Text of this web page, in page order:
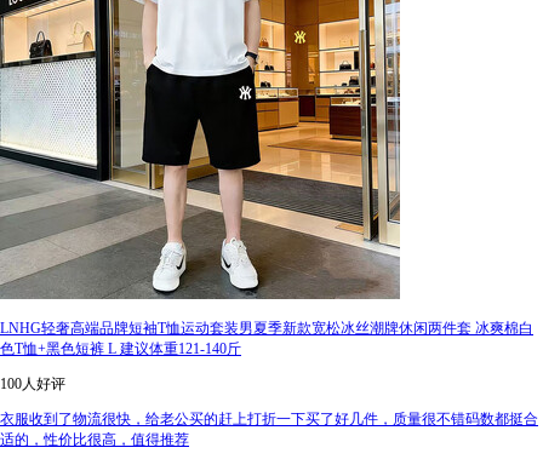
LNHG轻奢高端品牌短袖T恤运动套装男夏季新款宽松冰丝潮牌休闲两件套 冰爽棉白
色T恤+黑色短裤 L 建议体重121-140斤
100人好评
衣服收到了物流很快，给老公买的赶上打折一下买了好几件，质量很不错码数都挺合
适的，性价比很高，值得推荐